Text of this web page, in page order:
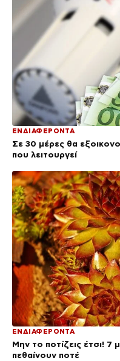
ΕΝΔΙΑΦΕΡΟΝΤΑ
Σε 30 μέρες θα
που λειτουργεί
ΕΝΔΙΑΦΕΡΟΝΤΑ
Μην το ποτίζεις έτσι! 7
πεθαίνουν ποτέ